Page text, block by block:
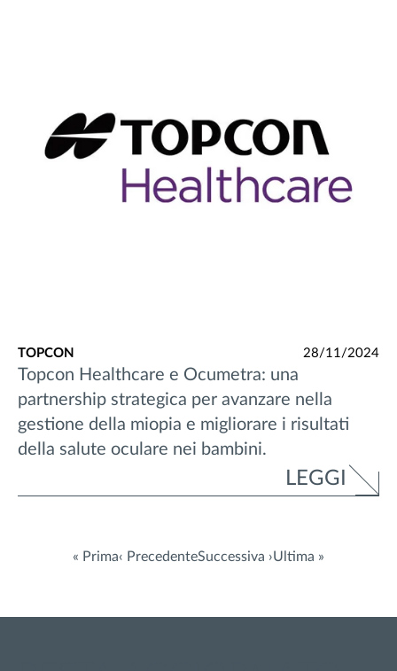
TOPCON 28/11/2024
Topcon Healthcare e Ocumetra: una
partnership strategica per avanzare nella
gestione della miopia e migliorare i risultati
della salute oculare nei bambini.
LEGGI
« Prima‹ PrecedenteSuccessiva ›Ultima »